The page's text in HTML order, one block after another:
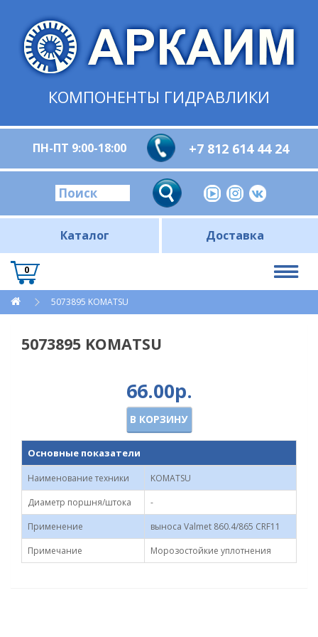
КОМПОНЕНТЫ ГИДРАВЛИКИ
ПН-ПТ 9:00-18:00 +7 812 614 44 24
Каталог Доставка
0
5073895 KOMATSU
5073895 KOMATSU
66.00р.
В КОРЗИНУ
Основные показатели
Наименование техники
KOMATSU
Диаметр поршня/штока
-
Применение
выноса Valmet 860.4/865 CRF11
Примечание
Морозостойкие уплотнения